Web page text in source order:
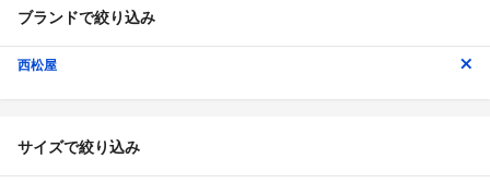
ブランドで絞り込み
西松屋
サイズで絞り込み